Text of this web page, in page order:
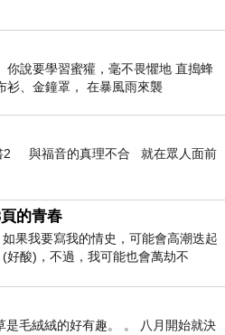
你說要學習蜜獾，毫不畏懼地 直搗蜂
衫、金鐘罩， 在暴風雨來襲
與福音的真理不合 就在眾人面前
的青春
果我要寫我的情史，可能會高潮迭起
好酸)，不過，我可能也會萬劫不
鍵盤還是被判了花心的罪
毛絨絨的好有趣。 。 八月開始就決